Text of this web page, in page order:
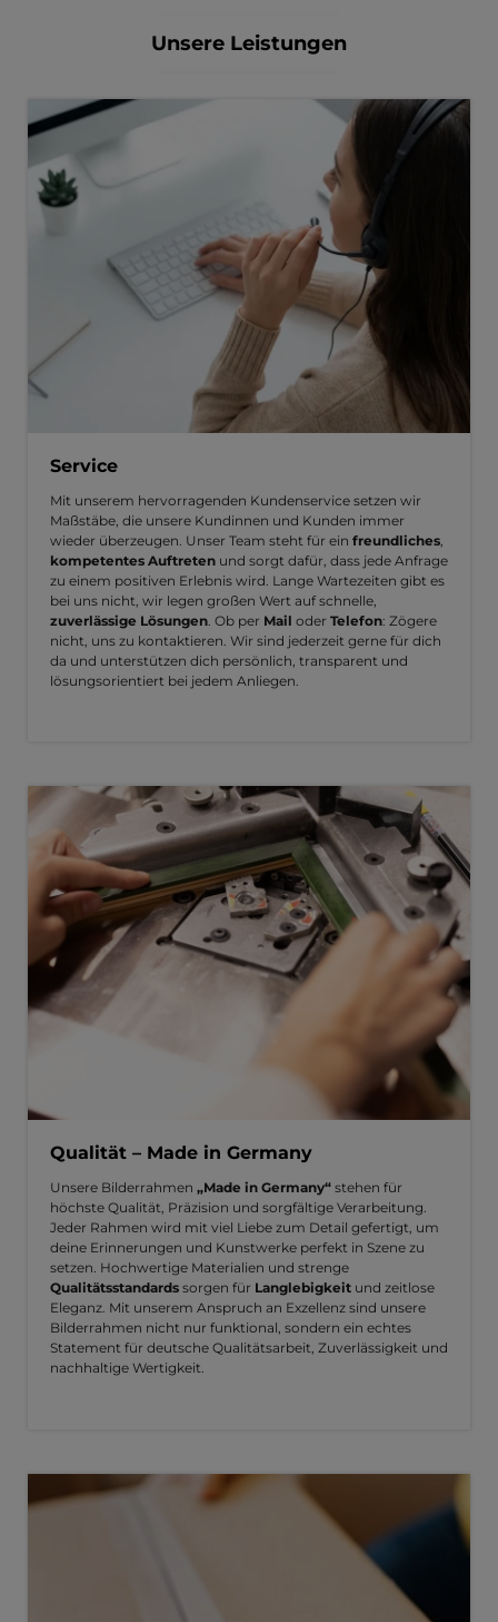
Unsere Leistungen
Service
Mit unserem hervorragenden Kundenservice setzen wir
Maßstäbe, die unsere Kundinnen und Kunden immer
wieder überzeugen. Unser Team steht für ein freundliches
kompetentes Auftreten und sorgt dafür, dass jede Anfrage
zu einem positiven Erlebnis wird. Lange Wartezeiten gibt es
bei uns nicht, wir legen großen Wert auf schnelle,
zuverlässige Lösungen . Ob per Mail oder Telefon: Zögere
nicht, uns zu kontaktieren. Wir sind jederzeit gerne für dich
da und unterstützen dich persönlich, transparent und
lösungsorientiert bei jedem Anliegen.
Qualität – Made in Germany
Unsere Bilderrahmen „Made in Germany“ stehen für
höchste Qualität, Präzision und sorgfältige Verarbeitung.
Jeder Rahmen wird mit viel Liebe zum Detail gefertigt, um
deine Erinnerungen und Kunstwerke perfekt in Szene zu
setzen. Hochwertige Materialien und strenge
Qualitätsstandards sorgen für Langlebigkeit und zeitlose
Eleganz. Mit unserem Anspruch an Exzellenz sind unsere
Bilderrahmen nicht nur funktional, sondern ein echtes
Statement für deutsche Qualitätsarbeit, Zuverlässigkeit und
nachhaltige Wertigkeit.